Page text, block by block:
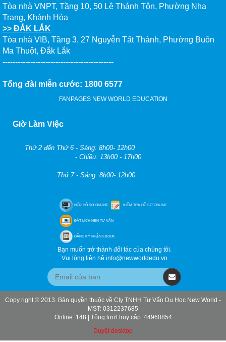
Tòa nhà VNPT, Tầng 10, 50 Lê Thánh Tôn, Phường Nha
Trang, Khánh Hòa
>> ĐẮK LẮK
Tòa nhà VIB, Tầng 3, 27 Nguyễn Tất Thành, Phường Buôn
Ma Thuột, Đắk Lắk
--------------------------------------------
Tổng đài miễn cước: 1800 6577
FANPAGES NEW WORLD EDUCATION
Giờ Làm Việc
Thứ 2 đến Thứ 6 - Sáng: 8h00- 12h00
- Chiều: 13h00 - 17h00
Thứ 7 - Sáng: 8h00- 12h00
NỘP HỒ SƠ ONLINE KIỂM TRA HỒ SƠ ONLINE
ĐẶT LỊCH HẸN TƯ VẤN
ĐĂNG KÝ NHẬN EBOOK
Bạn muốn trở thành đối tác của chúng tôi.
Vui lòng liên hệ info@newworldedu.vn
Copy right © 2013. Bản quyền thuộc về Cty TNHH Tư Vấn Du Học New World -
MST: 0312237685
Online: 148 | Tổng lượt truy cập: 44960854
Duyệt desktop